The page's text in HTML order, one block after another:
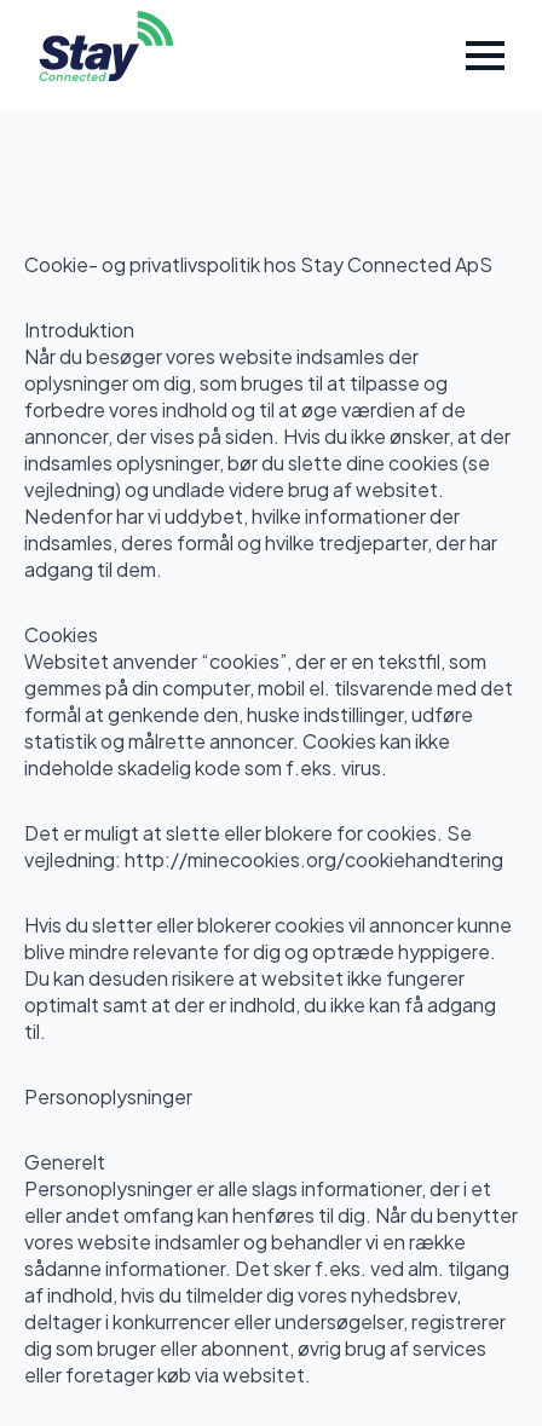
Cookie- og privatlivspolitik hos Stay Connected ApS
Introduktion
Når du besøger vores website indsamles der
oplysninger om dig, som bruges til at tilpasse og
forbedre vores indhold og til at øge værdien af de
annoncer, der vises på siden. Hvis du ikke ønsker, at der
indsamles oplysninger, bør du slette dine cookies (se
vejledning) og undlade videre brug af websitet.
Nedenfor har vi uddybet, hvilke informationer der
indsamles, deres formål og hvilke tredjeparter, der har
adgang til dem.
Cookies
Websitet anvender “cookies”, der er en tekstfil, som
gemmes på din computer, mobil el. tilsvarende med det
formål at genkende den, huske indstillinger, udføre
statistik og målrette annoncer. Cookies kan ikke
indeholde skadelig kode som f.eks. virus.
Det er muligt at slette eller blokere for cookies. Se
vejledning: http://minecookies.org/cookiehandtering
Hvis du sletter eller blokerer cookies vil annoncer kunne
blive mindre relevante for dig og optræde hyppigere.
Du kan desuden risikere at websitet ikke fungerer
optimalt samt at der er indhold, du ikke kan få adgang
til.
Personoplysninger
Generelt
Personoplysninger er alle slags informationer, der i et
eller andet omfang kan henføres til dig. Når du benytter
vores website indsamler og behandler vi en række
sådanne informationer. Det sker f.eks. ved alm. tilgang
af indhold, hvis du tilmelder dig vores nyhedsbrev,
deltager i konkurrencer eller undersøgelser, registrerer
dig som bruger eller abonnent, øvrig brug af services
eller foretager køb via websitet.